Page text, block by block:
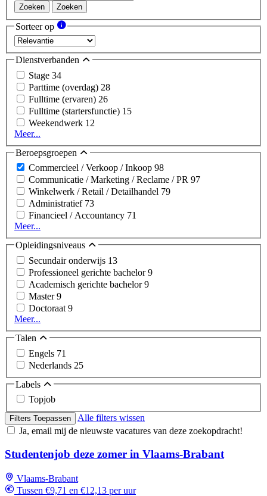
Zoeken Zoeken
Sorteer op
Dienstverbanden
Stage 34
Parttime (overdag) 28
Fulltime (ervaren) 26
Fulltime (startersfunctie) 15
Weekendwerk 12
Meer...
Beroepsgroepen
Commercieel / Verkoop / Inkoop 98
Communicatie / Marketing / Reclame / PR 97
Winkelwerk / Retail / Detailhandel 79
Administratief 73
Financieel / Accountancy 71
Meer...
Opleidingsniveaus
Secundair onderwijs 13
Professioneel gerichte bachelor9
Academisch gerichte bachelor9
Master9
Doctoraat 9
Meer...
Talen
Engels 71
Nederlands 25
Labels
Topjob
Filters Toepassen
Alle filters wissen
Ja, email mij de nieuwste vacatures van deze zoekopdracht!
Studentenjob deze zomer in Vlaams-Brabant
Vlaams-Brabant
Tussen €9,71 en €12,13 per uur